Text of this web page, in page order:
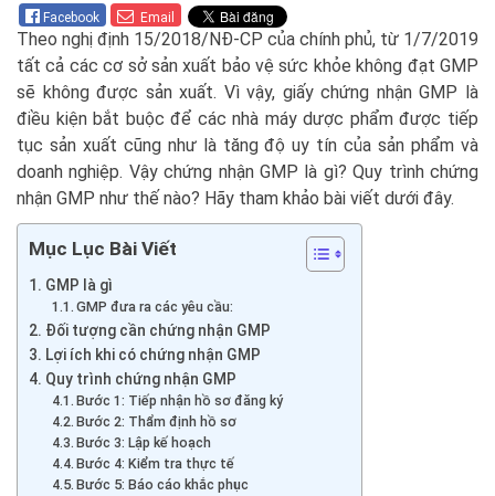
Facebook Email
Theo nghị định 15/2018/NĐ-CP của chính phủ, từ 1/7/2019
tất cả các cơ sở sản xuất bảo vệ sức khỏe không đạt GMP
sẽ không được sản xuất. Vì vậy, giấy chứng nhận GMP là
điều kiện bắt buộc để các nhà máy dược phẩm được tiếp
tục sản xuất cũng như là tăng độ uy tín của sản phẩm và
doanh nghiệp. Vậy chứng nhận GMP là gì? Quy trình chứng
nhận GMP như thế nào? Hãy tham khảo bài viết dưới đây.
Mục Lục Bài Viết
GMP là gì
GMP đưa ra các yêu cầu:
Đối tượng cần chứng nhận GMP
Lợi ích khi có chứng nhận GMP
Quy trình chứng nhận GMP
Bước 1: Tiếp nhận hồ sơ đăng ký
Bước 2: Thẩm định hồ sơ
Bước 3: Lập kế hoạch
Bước 4: Kiểm tra thực tế
Bước 5: Báo cáo khắc phục